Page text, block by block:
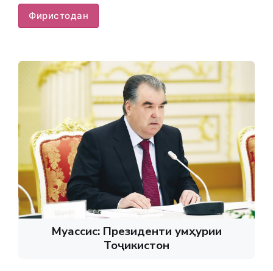
Фиристодан
Муассис: Президенти Ҷумҳурии
Тоҷикистон